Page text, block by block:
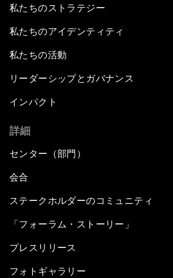
私たちのストラテジー
私たちのアイデンティティ
私たちの活動
リーダーシップとガバナンス
インパクト
詳細
センター（部門）
会合
ステークホルダーのコミュニティ
「フォーラム・ストーリー」
プレスリリース
フォトギャラリー